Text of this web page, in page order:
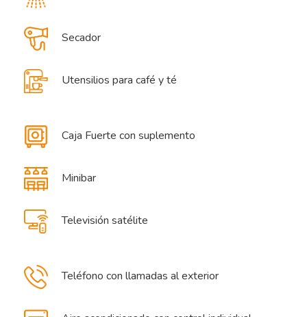
Secador
Utensilios para café y té
Caja Fuerte con suplemento
Minibar
Televisión satélite
Teléfono con llamadas al exterior